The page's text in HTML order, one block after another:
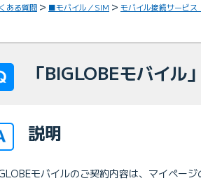
ある質問 ■モバイル／SIM モバイル接続サービ
「BIGLOBEモバイル
説明
モバイルのご契約内容は、マイペー